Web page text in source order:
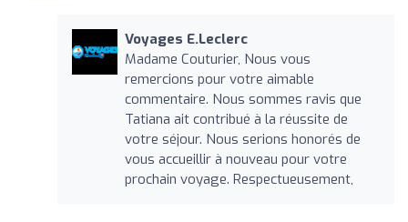
Voyages E.Leclerc
Madame Couturier, Nous vous
remercions pour votre aimable
commentaire. Nous sommes ravis que
Tatiana ait contribué à la réussite de
votre séjour. Nous serions honorés de
vous accueillir à nouveau pour votre
prochain voyage. Respectueusement,